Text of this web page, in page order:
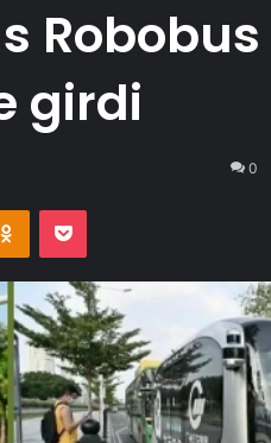
Robobus
girdi
0
Odnoklassniki
Pocket